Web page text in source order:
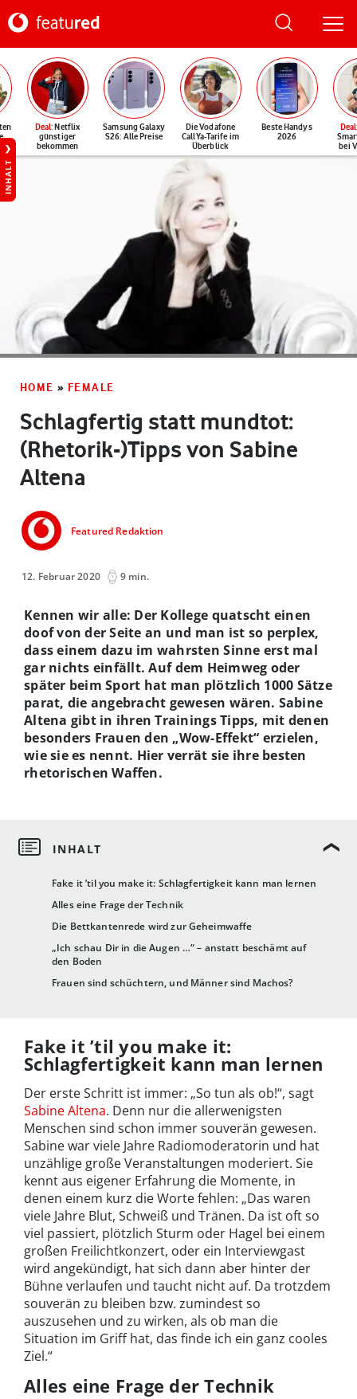
Deal: Netflix
günstiger
bekommen
Samsung Galaxy
S26: Alle Preise
Die Vodafone
CallYa-Tarife im
Überblick
Beste Handys
2026
Deal
bei
INHALT
HOME » FEMALE
Schlagfertig statt mundtot:
(Rhetorik-)Tipps von Sabine
Altena
Featured Redaktion
12. Februar 2020 9 min.
Fake it ’til you make it: Schlagfertigkeit kann man lernen
Alles eine Frage der Technik
Die Bettkantenrede wird zur Geheimwaffe
„Ich schau Dir in die Augen …“ – anstatt beschämt auf
den Boden
Frauen sind schüchtern, und Männer sind Machos?
Kennen wir alle: Der Kollege quatscht einen
doof von der Seite an und man ist so perplex,
dass einem dazu im wahrsten Sinne erst mal
gar nichts einfällt. Auf dem Heimweg oder
später beim Sport hat man plötzlich 1000 Sätze
parat, die angebracht gewesen wären. Sabine
Altena gibt in ihren Trainings Tipps, mit denen
besonders Frauen den „Wow-Effekt“ erzielen,
wie sie es nennt. Hier verrät sie ihre besten
rhetorischen Waffen.
Fake it ’til you make it:
Schlagfertigkeit kann man lernen
Der erste Schritt ist immer: „So tun als ob!“, sagt
Sabine Altena. Denn nur die allerwenigsten
Menschen sind schon immer souverän gewesen.
Sabine war viele Jahre Radiomoderatorin und hat
unzählige große Veranstaltungen moderiert. Sie
kennt aus eigener Erfahrung die Momente, in
denen einem kurz die Worte fehlen: „Das waren
viele Jahre Blut, Schweiß und Tränen. Da ist oft so
viel passiert, plötzlich Sturm oder Hagel bei einem
großen Freilichtkonzert, oder ein Interviewgast
wird angekündigt, hat sich dann aber hinter der
Bühne verlaufen und taucht nicht auf. Da trotzdem
souverän zu bleiben bzw. zumindest so
auszusehen und zu wirken, als ob man die
Situation im Griff hat, das finde ich ein ganz cooles
Ziel.“
Alles eine Frage der Technik